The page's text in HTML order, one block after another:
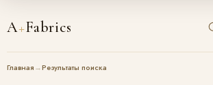
A+Fabrics
Главная→Результаты поиска